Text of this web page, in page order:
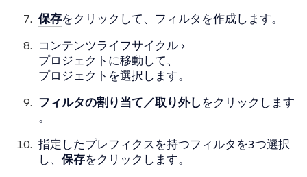
保存をクリックして、フィルタを作成します。
コンテンツライフサイクル
プロジェクト に移動して、
プロジェクトを選択します。
フィルタの割り当て／取り外しをクリックします
。
指定したプレフィクスを持つフィルタを3つ選択
し、 保存をクリックします。